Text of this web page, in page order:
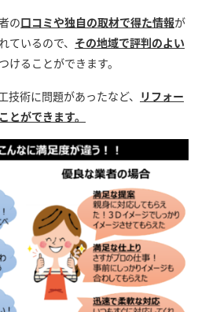
の口コミや独自の取材で得た情報が
ているので、 その地域で評判のよい
けることができます。
術に問題があったなど、 リフォー
とができます。